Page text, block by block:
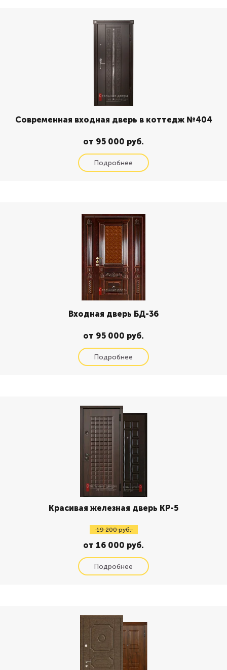
Современная входная дверь в коттедж №404
от 95 000 руб.
Входная дверь БД-36
от 95 000 руб.
Красивая железная дверь КР-5
19 200 руб.
от 16 000 руб.